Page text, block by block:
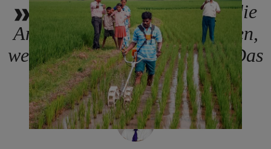
Wir kennen die Bauern, die
Anbaubedingungen und wissen,
welche Geräte sie brauchen. Das
ist unser Vorteil.